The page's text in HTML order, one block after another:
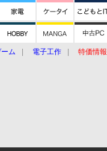
ム 電子工作 特価情報